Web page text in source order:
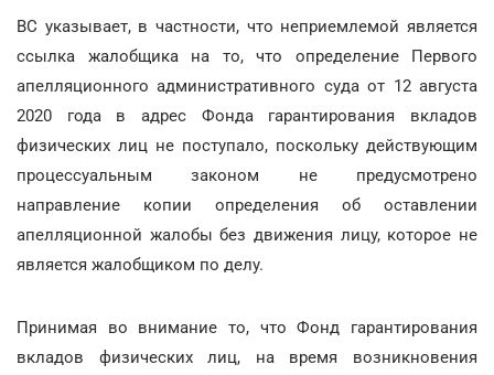
ВС указывает, в частности, что неприемлемой является
ссылка жалобщика на то, что определение Первого
апелляционного административного суда от 12 августа
2020 года в адрес Фонда гарантирования вкладов
физических лиц не поступало, поскольку действующим
процессуальным законом не предусмотрено
направление копии определения об оставлении
апелляционной жалобы без движения лицу, которое не
является жалобщиком по делу.
Принимая во внимание то, что Фонд гарантирования
вкладов физических лиц, на время возникновения